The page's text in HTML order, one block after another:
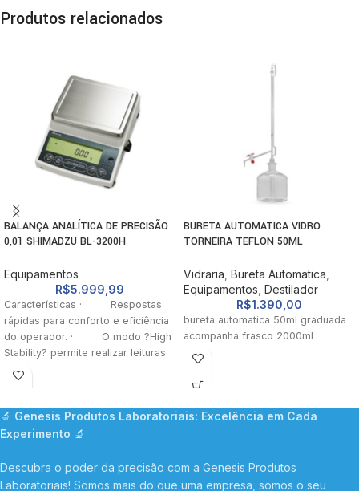
Produtos relacionados
BALANÇA ANALÍTICA DE PRECISÃO
0,01 SHIMADZU BL-3200H
Equipamentos
R$5.999,99
Características · Respostas
rápidas para conforto e eficiência
do operador. · O modo ?High
Stability? permite realizar leituras
estáveis até
BURETA AUTOMATICA VIDRO
TORNEIRA TEFLON 50ML
Vidraria Bureta Automatica
Equipamentos Destilador
R$1.390,00
bureta automatica 50ml graduada
acompanha frasco 2000ml
🔬 Genesis Produtos Laboratoriais: Excelência em Cada
Experimento 🔬
Descubra o poder da precisão com a Genesis Produtos
Laboratoriais! Somos mais do que uma empresa, somos o seu